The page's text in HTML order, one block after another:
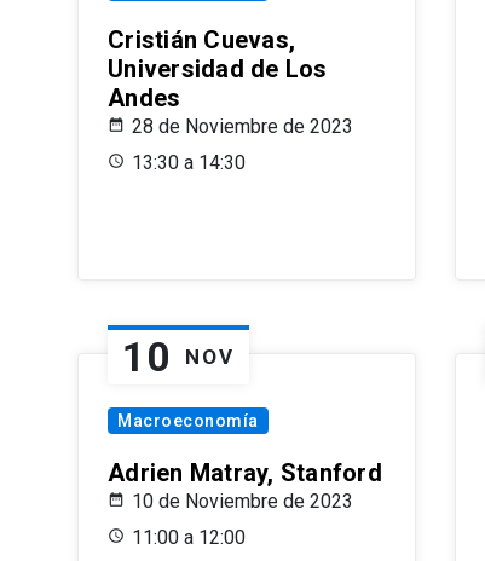
Cristián Cuevas,
Universidad de Los
Andes
28 de Noviembre de 2023
13:30 a 14:30
10 NOV
Macroeconomía
Adrien Matray, Stanford
10 de Noviembre de 2023
11:00 a 12:00